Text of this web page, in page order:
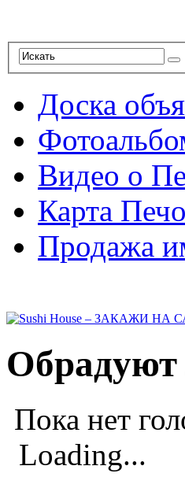
Доска
Видео о
Карта
Продажа
Обрадуют
Пока нет
Loading...